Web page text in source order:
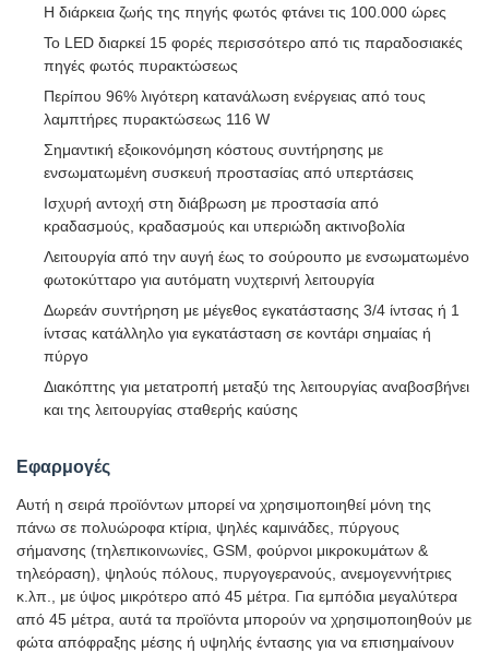
Η διάρκεια ζωής της πηγής φωτός φτάνει τις 100.000 ώρες
Το LED διαρκεί 15 φορές περισσότερο από τις παραδοσιακές
πηγές φωτός πυρακτώσεως
Περίπου 96% λιγότερη κατανάλωση ενέργειας από τους
λαμπτήρες πυρακτώσεως 116 W
Σημαντική εξοικονόμηση κόστους συντήρησης με
ενσωματωμένη συσκευή προστασίας από υπερτάσεις
Ισχυρή αντοχή στη διάβρωση με προστασία από
κραδασμούς, κραδασμούς και υπεριώδη ακτινοβολία
Λειτουργία από την αυγή έως το σούρουπο με ενσωματωμένο
φωτοκύτταρο για αυτόματη νυχτερινή λειτουργία
Δωρεάν συντήρηση με μέγεθος εγκατάστασης 3/4 ίντσας ή 1
ίντσας κατάλληλο για εγκατάσταση σε κοντάρι σημαίας ή
πύργο
Διακόπτης για μετατροπή μεταξύ της λειτουργίας αναβοσβήνει
και της λειτουργίας σταθερής καύσης
Εφαρμογές
Αυτή η σειρά προϊόντων μπορεί να χρησιμοποιηθεί μόνη της
πάνω σε πολυώροφα κτίρια, ψηλές καμινάδες, πύργους
σήμανσης (τηλεπικοινωνίες, GSM, φούρνοι μικροκυμάτων &
τηλεόραση), ψηλούς πόλους, πυργογερανούς, ανεμογεννήτριες
κ.λπ., με ύψος μικρότερο από 45 μέτρα. Για εμπόδια μεγαλύτερα
από 45 μέτρα, αυτά τα προϊόντα μπορούν να χρησιμοποιηθούν με
φώτα απόφραξης μέσης ή υψηλής έντασης για να επισημαίνουν